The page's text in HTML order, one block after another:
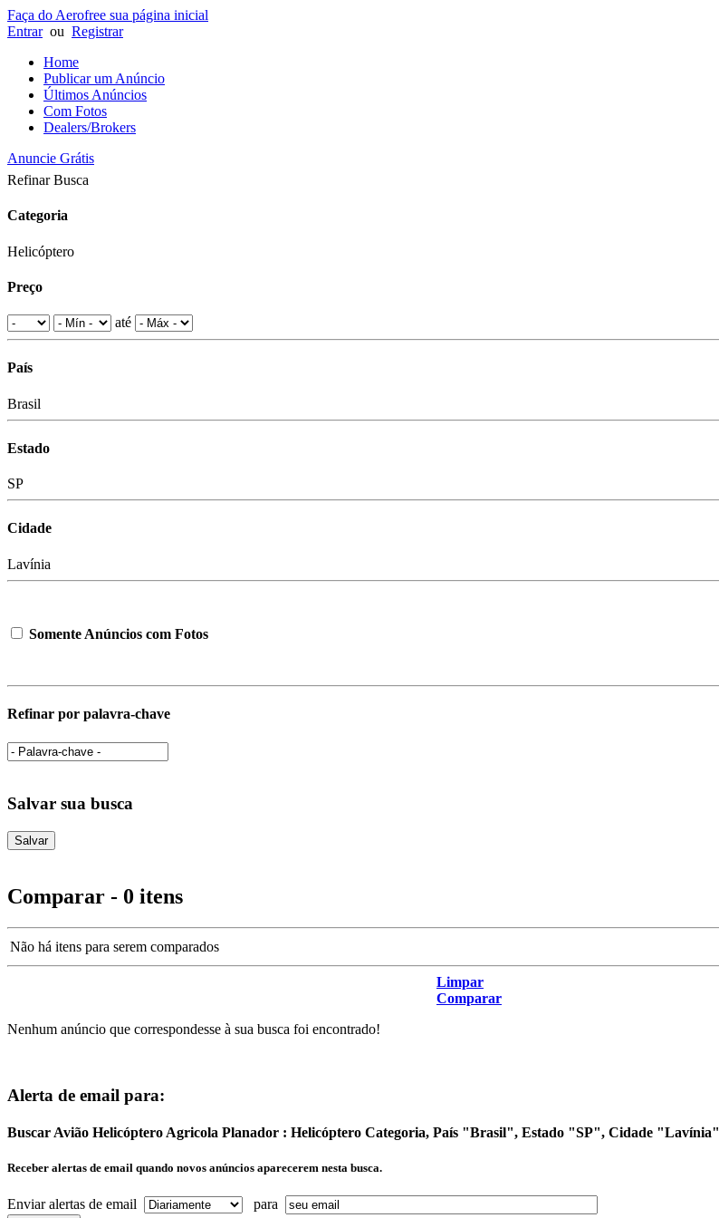
Faça do Aerofree sua página inicial
Entrarou Registrar
Home
Publicar um Anúncio
Últimos Anúncios
Com Fotos
Dealers/Brokers
Anuncie Grátis
Refinar Busca
Categoria
Helicóptero
Preço
até
País
Brasil
Estado
SP
Cidade
Lavínia
Somente Anúncios com Fotos
Refinar por palavra-chave
Salvar sua busca
Comparar - 0 itens
Não há itens para serem comparados
Limpar
Comparar
Nenhum anúncio que correspondesse à sua busca foi encontrado!
Alerta de email para:
Buscar Avião Helicóptero Agricola Planador : Helicóptero Categoria, País "Brasil", Estado "SP", Cidade "Lavínia"
Receber alertas de email quando novos anúncios aparecerem nesta busca.
Enviar alertas de email para